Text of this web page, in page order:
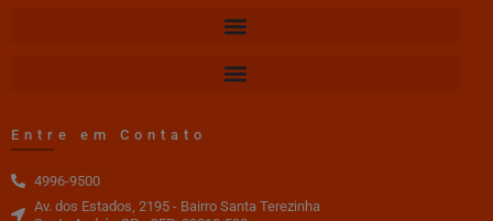
Entre em Contato
4996-9500
Av. dos Estados, 2195 - Bairro Santa Terezinha